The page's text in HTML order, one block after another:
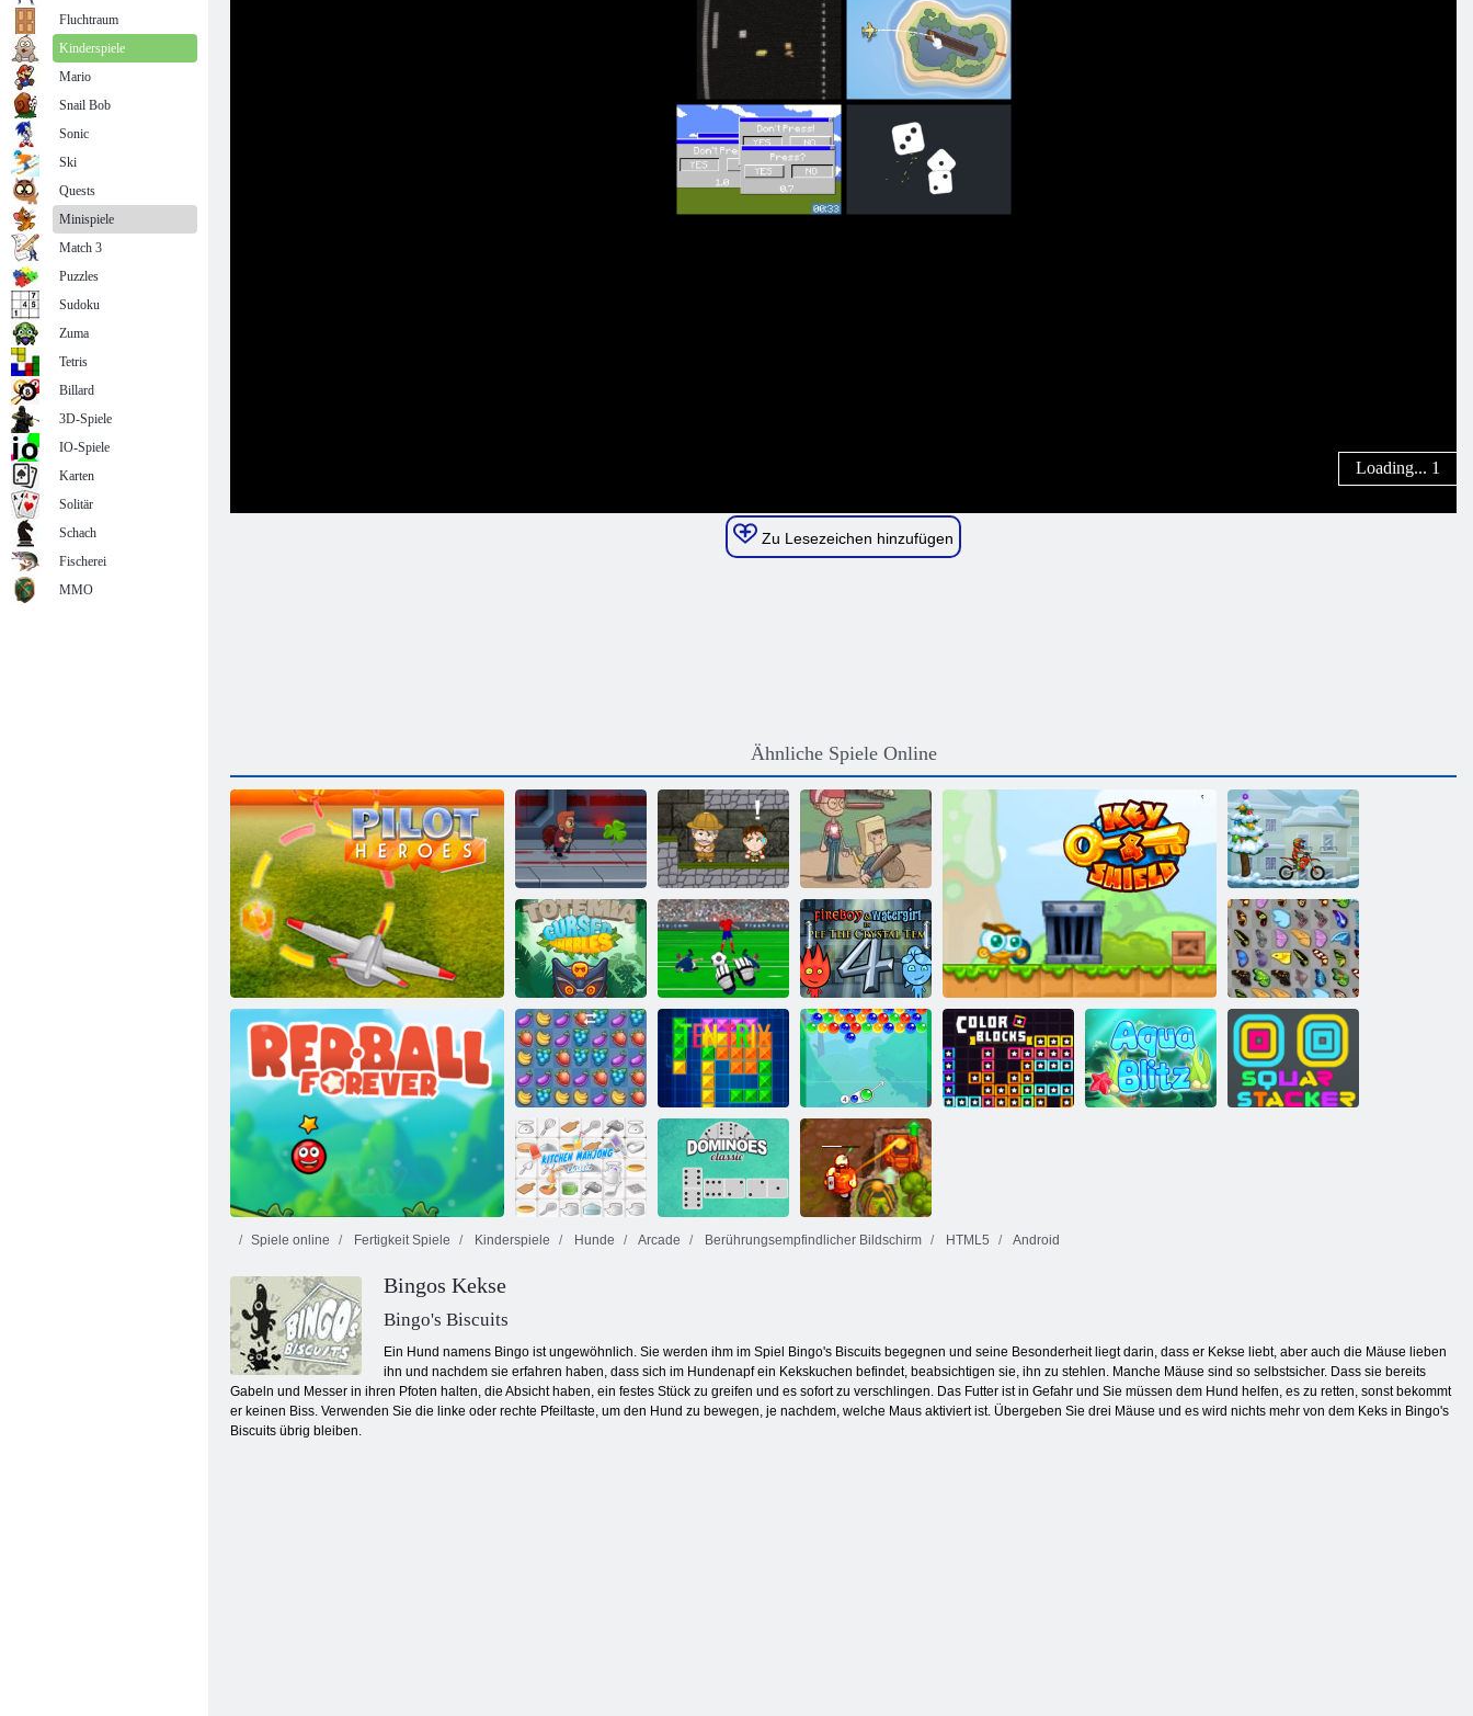
Zu Lesezeichen hinzufügen
Ähnliche Spiele Online
Heroisch Pilot
Jetpack Meister Inca Abenteuer
Hinterhof-
Helden
Moto x3M
Winter
Totemia:
Verfluchte
Murmeln
Torhüter Champ
Roter Ball für immer
Feuer und
Wasser 4:
Kristalltempel
Schmetterlings
Kyodai
Fruita Crush Ten Trix Bubble Charms
Spiele online Fertigkeit Spiele Kinderspiele Hunde Arcade Berührungsempfindlicher Bildschirm HTML5 Android
Bingos Kekse
Bingo's Biscuits
Ein Hund namens Bingo ist ungewöhnlich. Sie werden ihm im Spiel Bingo's Biscuits begegnen und seine Besonderheit liegt darin, dass er Kekse liebt, aber auch die Mäuse lieben
ihn und nachdem sie erfahren haben, dass sich im Hundenapf ein Kekskuchen befindet, beabsichtigen sie, ihn zu stehlen. Manche Mäuse sind so selbstsicher. Dass sie bereits
Gabeln und Messer in ihren Pfoten halten, die Absicht haben, ein festes Stück zu greifen und es sofort zu verschlingen. Das Futter ist in Gefahr und Sie müssen dem Hund helfen, es zu retten, sonst bekommt
er keinen Biss. Verwenden Sie die linke oder rechte Pfeiltaste, um den Hund zu bewegen, je nachdem, welche Maus aktiviert ist. Übergeben Sie drei Mäuse und es wird nichts mehr von dem Keks in Bingo's
Biscuits übrig bleiben.
Fluchtraum
Kinderspiele
Mario
Snail Bob
Sonic
Ski
Quests
Minispiele
Match 3
Puzzles
Sudoku
Zuma
Tetris
Billard
3D-Spiele
IO-Spiele
Karten
Solitär
Schach
Fischerei
MMO